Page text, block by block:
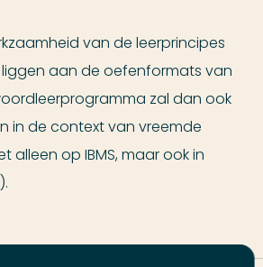
van de leerprincipes
aan de oefenformats van
zal dan ook
in de context van vreemde
alleen op IBMS, maar ook in